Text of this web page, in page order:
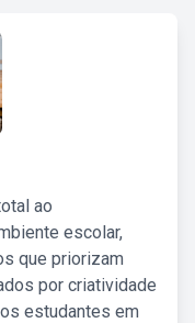
ao
escolar,
que priorizam
por criatividade
estudantes em